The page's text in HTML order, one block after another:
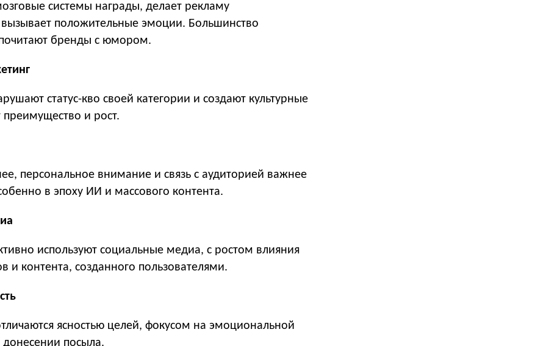
системы награды, делает рекламу
положительные эмоции. Большинство
бренды с юмором.
статус-кво своей категории и создают культурные
и рост.
персональное внимание и связь с аудиторией важнее
в эпоху ИИ и массового контента.
используют социальные медиа, с ростом влияния
и контента, созданного пользователями.
ясностью целей, фокусом на эмоциональной
донесении посыла.